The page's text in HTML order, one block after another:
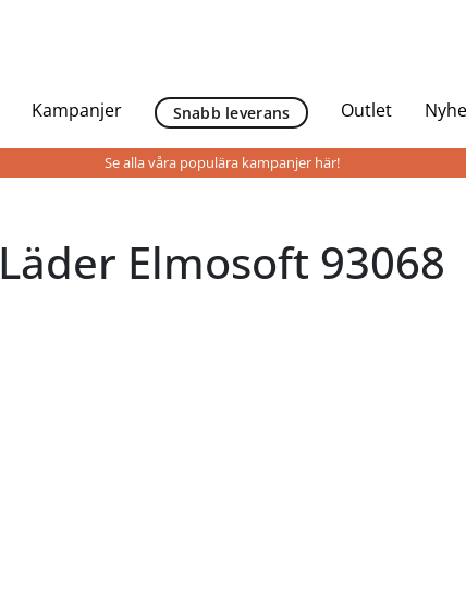
Kampanjer Snabb leverans Outlet
Se alla våra populära kampanjer här!
Läder Elmosoft 93068